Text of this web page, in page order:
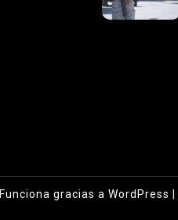
Funciona gracias a WordPress